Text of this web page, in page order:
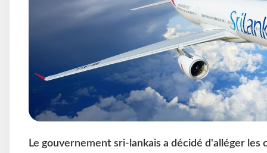
Le gouvernement sri-lankais a décidé d'alléger les